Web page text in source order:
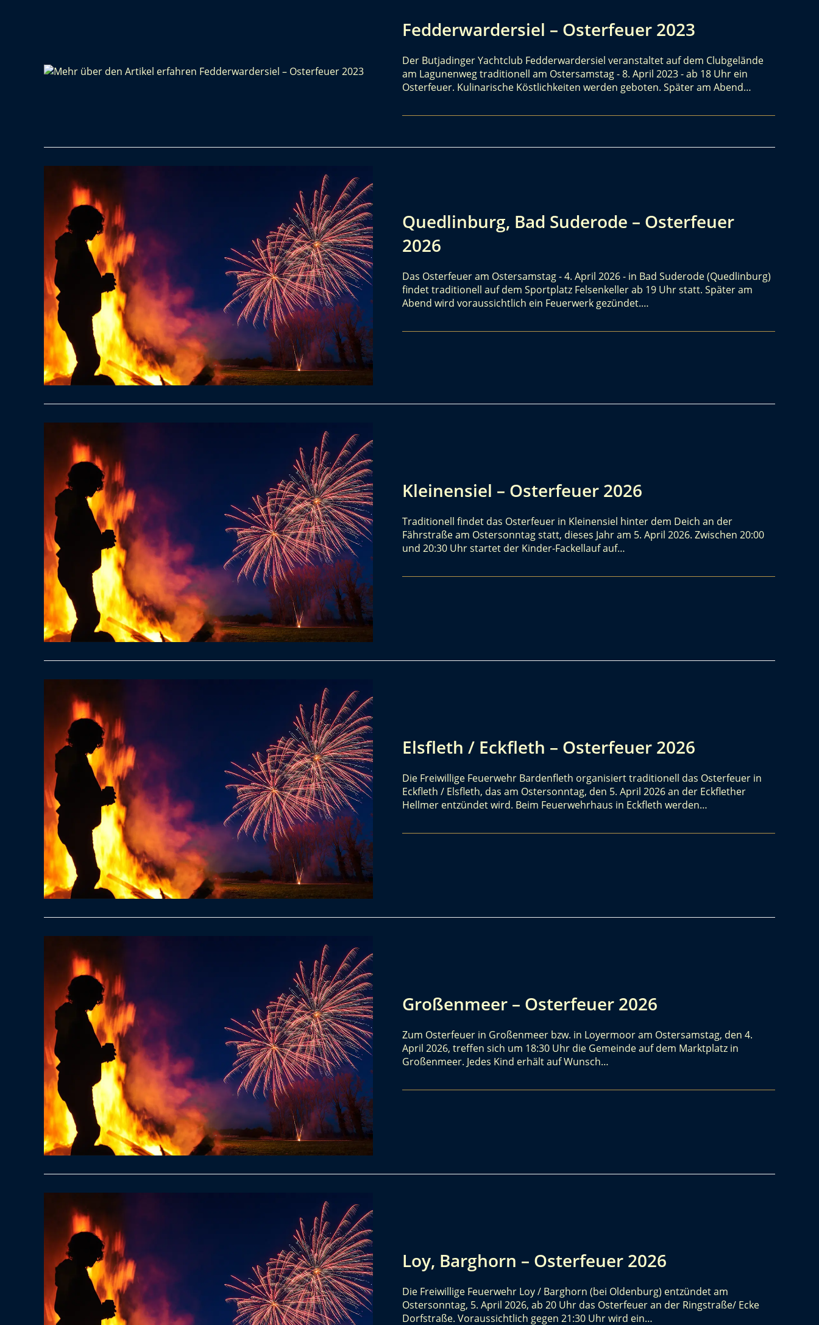
Fedderwardersiel – Osterfeuer 2023
Der Butjadinger Yachtclub Fedderwardersiel veranstaltet auf dem Clubgelände
am Lagunenweg traditionell am Ostersamstag - 8. April 2023 - ab 18 Uhr ein
Osterfeuer. Kulinarische Köstlichkeiten werden geboten. Später am Abend…
Quedlinburg, Bad Suderode – Osterfeuer
2026
Das Osterfeuer am Ostersamstag - 4. April 2026 - in Bad Suderode (Quedlinburg)
findet traditionell auf dem Sportplatz Felsenkeller ab 19 Uhr statt. Später am
Abend wird voraussichtlich ein Feuerwerk gezündet.…
Kleinensiel – Osterfeuer 2026
Traditionell findet das Osterfeuer in Kleinensiel hinter dem Deich an der
Fährstraße am Ostersonntag statt, dieses Jahr am 5. April 2026. Zwischen 20:00
und 20:30 Uhr startet der Kinder-Fackellauf auf…
Elsfleth / Eckfleth – Osterfeuer 2026
Die Freiwillige Feuerwehr Bardenfleth organisiert traditionell das Osterfeuer in
Eckfleth / Elsfleth, das am Ostersonntag, den 5. April 2026 an der Eckflether
Hellmer entzündet wird. Beim Feuerwehrhaus in Eckfleth werden…
Großenmeer – Osterfeuer 2026
Zum Osterfeuer in Großenmeer bzw. in Loyermoor am Ostersamstag, den 4.
April 2026, treffen sich um 18:30 Uhr die Gemeinde auf dem Marktplatz in
Großenmeer. Jedes Kind erhält auf Wunsch…
Loy, Barghorn – Osterfeuer 2026
Die Freiwillige Feuerwehr Loy / Barghorn (bei Oldenburg) entzündet am
Ostersonntag, 5. April 2026, ab 20 Uhr das Osterfeuer an der Ringstraße/ Ecke
Dorfstraße. Voraussichtlich gegen 21:30 Uhr wird ein…